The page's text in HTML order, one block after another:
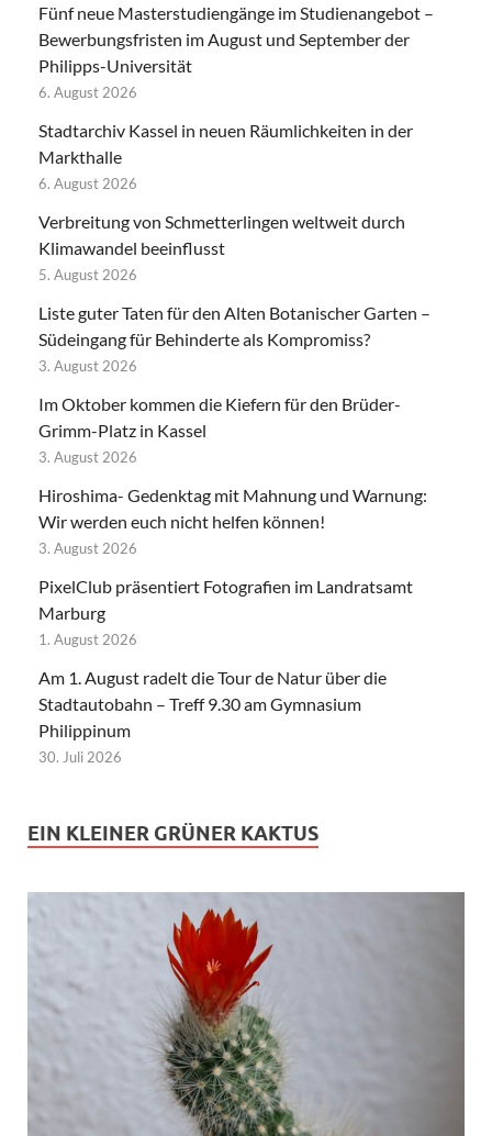
Fünf neue Masterstudiengänge im Studienangebot –
Bewerbungsfristen im August und September der
Philipps-Universität
6. August 2026
Stadtarchiv Kassel in neuen Räumlichkeiten in der
Markthalle
6. August 2026
Verbreitung von Schmetterlingen weltweit durch
Klimawandel beeinflusst
5. August 2026
Liste guter Taten für den Alten Botanischer Garten –
Südeingang für Behinderte als Kompromiss?
3. August 2026
Im Oktober kommen die Kiefern für den Brüder-
Grimm-Platz in Kassel
3. August 2026
Hiroshima- Gedenktag mit Mahnung und Warnung:
Wir werden euch nicht helfen können!
3. August 2026
PixelClub präsentiert Fotografien im Landratsamt
Marburg
1. August 2026
Am 1. August radelt die Tour de Natur über die
Stadtautobahn – Treff 9.30 am Gymnasium
Philippinum
30. Juli 2026
EIN KLEINER GRÜNER KAKTUS